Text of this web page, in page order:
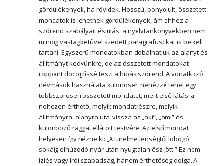
gördülékenyek, ha rövidek. Hosszú, bonyolult, összetett
mondatok is lehetnek gördülékenyek, ám ehhez a
szórend szabályait és más, a nyelvtankönyvekben nem
mindig vastagbetűvel szedett paragrafusokat is be kell
tartani. Egyszerű mondatokban dobálhatjuk az alanyt és
állítmányt kedvünkre, de az összetett mondatokat
roppant döcögőssé teszi a hibás szórend. A vonatkozó
névmások használata különösen nehézzé tehet egy
többszörösen összetett mondatot, mert első látásra
nehezen érthető, melyik mondatrészre, melyik
állítmányra, alanyra utal vissza az „aki”, „ami” és
különböző raggal ellátott testvére. Az első mondat
helyesen így nézne ki: „A türelmetlenségtől lobogó,
sokáig elhúzódó nyár után nyugtalan ősz jött.” Ez nem
ízlés vagy írói szabadság, hanem érthetőség dolga. A